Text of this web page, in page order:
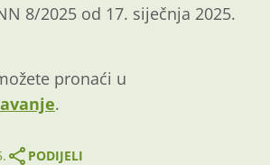
8/2025 od 17. siječnja 2025.
pronaći u
.
PODIJELI